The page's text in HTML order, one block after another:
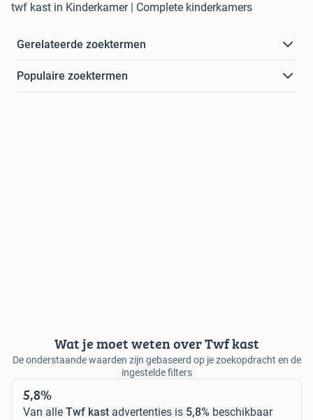
twf kast in Kinderkamer | Complete kinderkamers
Gerelateerde zoektermen
Populaire zoektermen
Wat je moet weten over Twf kast
De onderstaande waarden zijn gebaseerd op je zoekopdracht en de
ingestelde filters
5,8%
Van alle Twf kast advertenties is 5,8% beschikbaar